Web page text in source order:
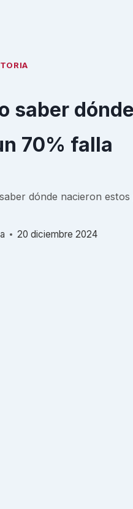
saber
70% falla
dónde nacieron
20 diciembre 2024